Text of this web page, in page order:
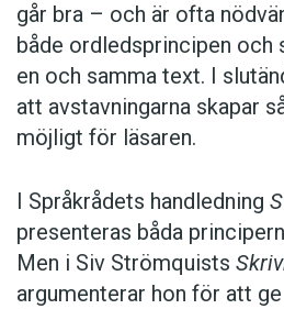
går bra – och är ofta
både ordledsprincipen och
en och samma text. I
att avstavningarna skapar
möjligt för läsaren.
I Språkrådets handledning
presenteras båda
Men i Siv Strömquists
argumenterar hon för att